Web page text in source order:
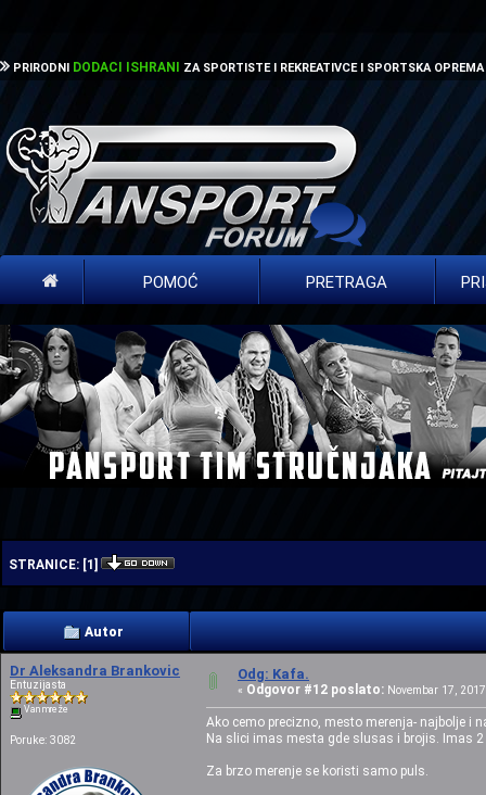
PRIRODNI DODACI ISHRANI ZA SPORTISTE I REKREATIVCE I SPORTSKA OPREMA
POMOĆ PRETRAGA
STRANICE: [1 ]
Autor
Dr Aleksandra Brankovic
Entuzijasta
Van mreže
Poruke: 3082
Odg: Kafa.
« Odgovor #12 poslato: Novembar 17,
Ako cemo precizno, mesto merenja- najbolje i
Na slici imas mesta gde slusas i brojis. Imas
Za brzo merenje se koristi samo puls.